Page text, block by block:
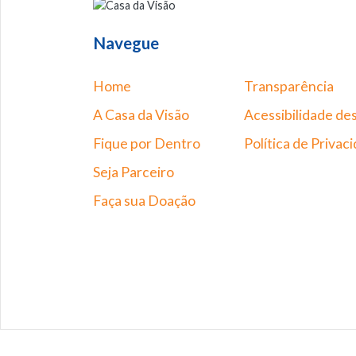
Navegue
Home
A Casa da Visão
Fique por Dentro
Seja Parceiro
Faça sua Doação
Transparência
Acessibilidade
Política de